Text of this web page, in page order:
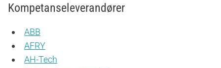
Kompetanseleverandører
ABB
AFRY
AH-Tech